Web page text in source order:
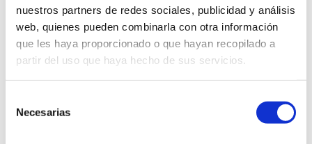
nuestros partners de redes sociales, publicidad y análisis
web, quienes pueden combinarla con otra información
que les haya proporcionado o que hayan recopilado a
partir del uso que haya hecho de sus servicios.
Necesarias
QUALITY PRODUCTS
Batería de Sartenes y
18/10 7 piezas Steel
Products
NUTRIBULLET
Extractor de Nutrientes
650 ml Naranja
00